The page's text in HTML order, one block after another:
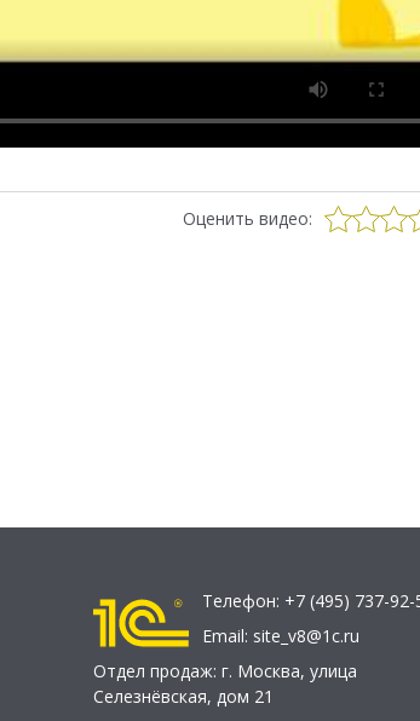
Оценить видео:
Телефон: +7 (495) 737-92-
Email: site_v8@1c.ru
Отдел продаж: г. Москва, улица
Селезнёвская, дом 21